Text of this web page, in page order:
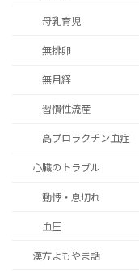
母乳育児
無排卵
無月経
習慣性流産
高プロラクチン血症
心臓のトラブル
動悸・息切れ
血圧
漢方よもやま話